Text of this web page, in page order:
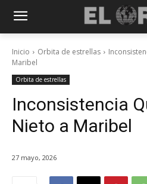
Inicio Orbita de estrellas
Maribel
Orbita de estrellas
Inconsistencia
Nieto a Maribel
27 mayo, 2026